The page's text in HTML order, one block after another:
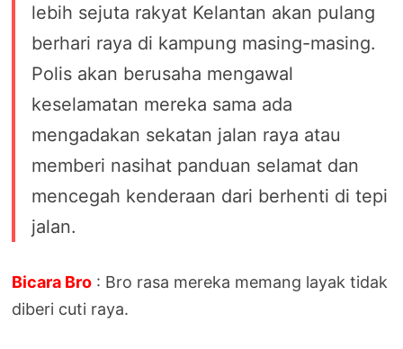
lebih sejuta rakyat Kelantan akan pulang
berhari raya di kampung masing-masing.
Polis akan berusaha mengawal
keselamatan mereka sama ada
mengadakan sekatan jalan raya atau
memberi nasihat panduan selamat dan
mencegah kenderaan dari berhenti di tepi
jalan.
Bicara Bro : Bro rasa mereka memang layak tidak
diberi cuti raya.